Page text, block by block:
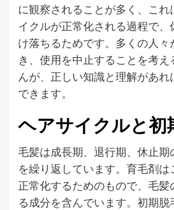
に観察されることが多く、これ
イクルが正常化される過程で、
け落ちるためです。多くの人
き、使用を中止することを考
んが、正しい知識と理解があ
できます。
ヘアサイクルと初
毛髪は成長期、退行期、休止
を繰り返しています。育毛剤は
正常化するためのもので、毛髪
る成分を含んでいます。初期脱